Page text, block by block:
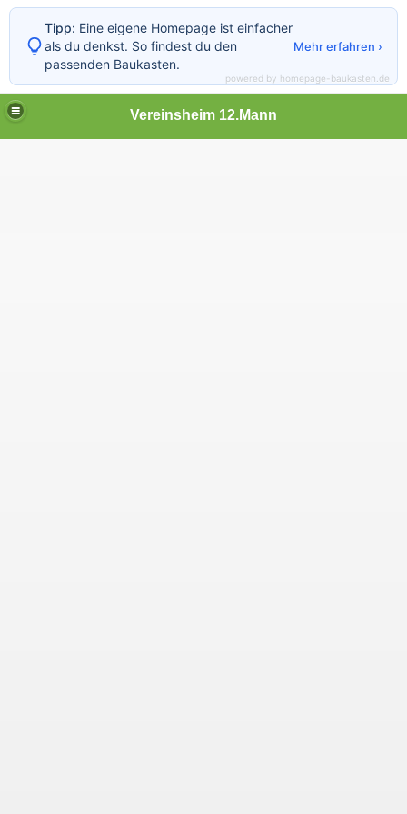
Vereinsheim 12.Mann
Tipp: Eine eigene Homepage ist einfacher
als du denkst. So findest du den
passenden Baukasten.
Mehr erfahren ›
powered by homepage-baukasten.de